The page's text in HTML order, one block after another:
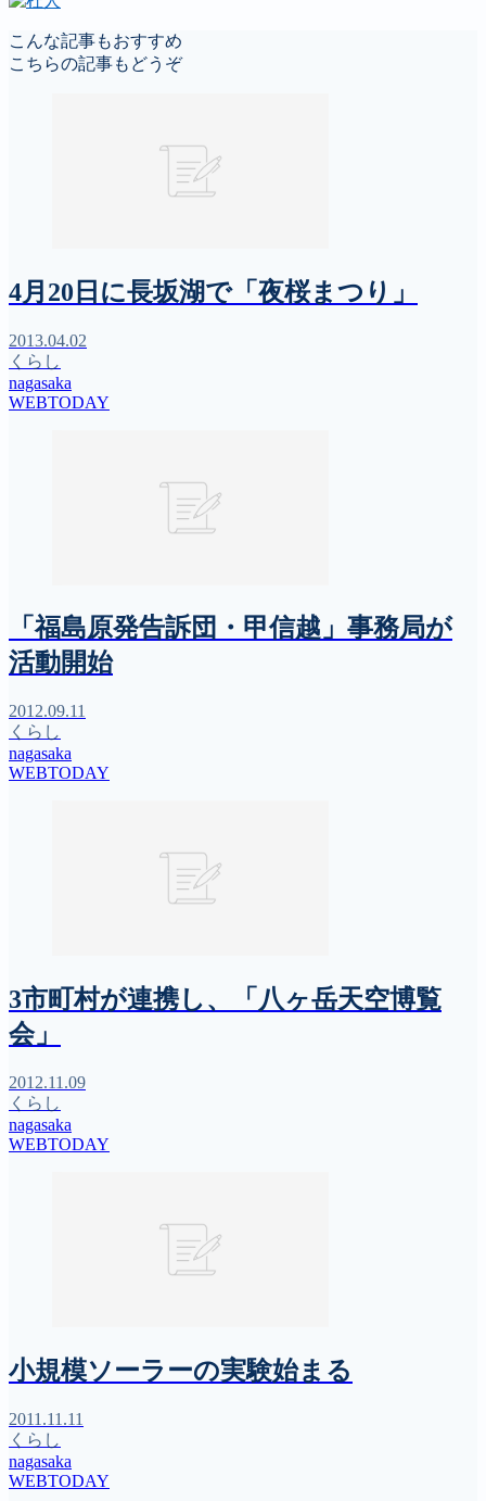
こんな記事もおすすめ
こちらの記事もどうぞ
4月20日に長坂湖で「夜桜まつり」
2013.04.02
くらし
nagasaka
WEBTODAY
「福島原発告訴団・甲信越」事務局が
活動開始
2012.09.11
くらし
nagasaka
WEBTODAY
3市町村が連携し、「八ヶ岳天空博覧
会」
2012.11.09
くらし
nagasaka
WEBTODAY
小規模ソーラーの実験始まる
2011.11.11
くらし
nagasaka
WEBTODAY